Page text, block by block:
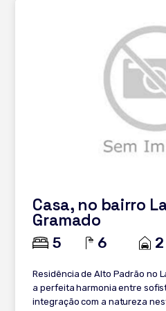
externos em vidro temperado;
com uso de energia
gerada na própria casa; -
internas com 2,5m de altura, -
com design em madeira e
caminhar em pisos aquecidos
da aspiração central
acústico e térmico com
vidros de 3m de altura; -
design único que utiliza ao
Casa, no bairro
Gramado
5 6 2
Residência de Alto Padrão no Laken -
a perfeita harmonia entre
integração com a natureza